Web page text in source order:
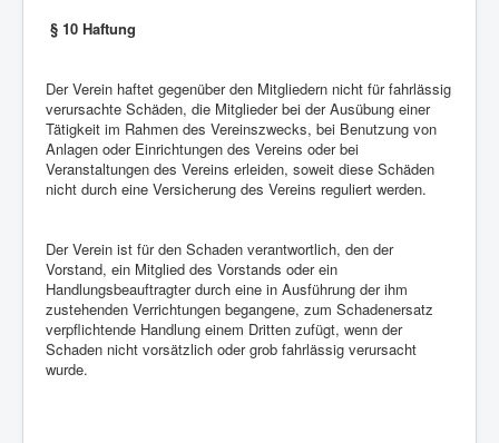
§ 10 Haftung
Der Verein haftet gegenüber den Mitgliedern nicht für fahrlässig
verursachte Schäden, die Mitglieder bei der Ausübung einer
Tätigkeit im Rahmen des Vereinszwecks, bei Benutzung von
Anlagen oder Einrichtungen des Vereins oder bei
Veranstaltungen des Vereins erleiden, soweit diese Schäden
nicht durch eine Versicherung des Vereins reguliert werden.
Der Verein ist für den Schaden verantwortlich, den der
Vorstand, ein Mitglied des Vorstands oder ein
Handlungsbeauftragter durch eine in Ausführung der ihm
zustehenden Verrichtungen begangene, zum Schadenersatz
verpflichtende Handlung einem Dritten zufügt, wenn der
Schaden nicht vorsätzlich oder grob fahrlässig verursacht
wurde.